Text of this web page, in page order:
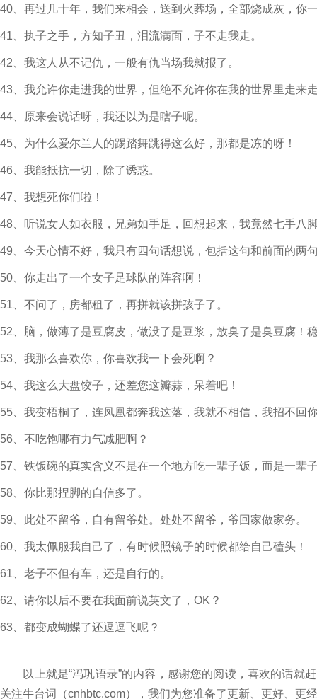
40、再过几十年，我们来相会，送到火葬场，全部烧成灰，你
41、执子之手，方知子丑，泪流满面，子不走我走。
42、我这人从不记仇，一般有仇当场我就报了。
43、我允许你走进我的世界，但绝不允许你在我的世界里走来
44、原来会说话呀，我还以为是瞎子呢。
45、为什么爱尔兰人的踢踏舞跳得这么好，那都是冻的呀！
46、我能抵抗一切，除了诱惑。
47、我想死你们啦！
48、听说女人如衣服，兄弟如手足，回想起来，我竟然七手八
49、今天心情不好，我只有四句话想说，包括这句和前面的两
50、你走出了一个女子足球队的阵容啊！
51、不问了，房都租了，再拼就该拼孩子了。
52、脑，做薄了是豆腐皮，做没了是豆浆，放臭了是臭豆腐！
53、我那么喜欢你，你喜欢我一下会死啊？
54、我这么大盘饺子，还差您这瓣蒜，呆着吧！
55、我变梧桐了，连凤凰都奔我这落，我就不相信，我招不回
56、不吃饱哪有力气减肥啊？
57、铁饭碗的真实含义不是在一个地方吃一辈子饭，而是一辈
58、你比那捏脚的自信多了。
59、此处不留爷，自有留爷处。处处不留爷，爷回家做家务。
60、我太佩服我自己了，有时候照镜子的时候都给自己磕头！
61、老子不但有车，还是自行的。
62、请你以后不要在我面前说英文了，OK？
63、都变成蝴蝶了还逗逗飞呢？
以上就是“冯巩语录”的内容，感谢您的阅读，喜欢的话就
关注牛台词（cnhbtc.com），我们为您准备了更新、更好、更